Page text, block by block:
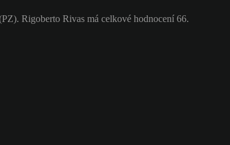
Rigoberto Rivas má celkové hodnocení 66.